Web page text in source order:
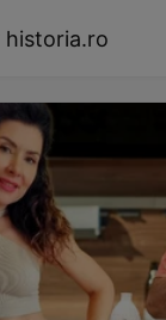
historia.ro